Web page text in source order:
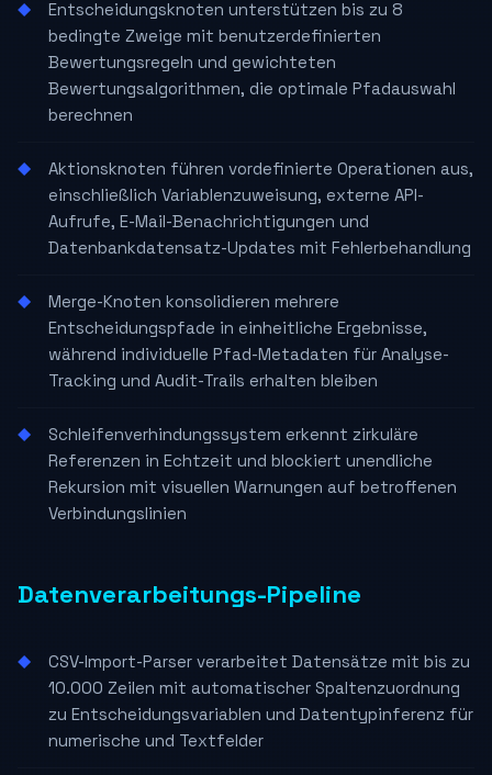
Entscheidungsknoten unterstützen bis zu 8
bedingte Zweige mit benutzerdefinierten
Bewertungsregeln und gewichteten
Bewertungsalgorithmen, die optimale Pfadauswahl
berechnen
Aktionsknoten führen vordefinierte Operationen aus,
einschließlich Variablenzuweisung, externe API-
Aufrufe, E-Mail-Benachrichtigungen und
Datenbankdatensatz-Updates mit Fehlerbehandlung
Merge-Knoten konsolidieren mehrere
Entscheidungspfade in einheitliche Ergebnisse,
während individuelle Pfad-Metadaten für Analyse-
Tracking und Audit-Trails erhalten bleiben
Schleifenverhindungssystem erkennt zirkuläre
Referenzen in Echtzeit und blockiert unendliche
Rekursion mit visuellen Warnungen auf betroffenen
Verbindungslinien
Datenverarbeitungs-Pipeline
CSV-Import-Parser verarbeitet Datensätze mit bis zu
10.000 Zeilen mit automatischer Spaltenzuordnung
zu Entscheidungsvariablen und Datentypinferenz für
numerische und Textfelder